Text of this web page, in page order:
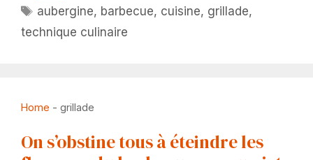
Étiquettes
aubergine, barbecue, cuisine, grillade,
technique culinaire
Home - grillade
On s’obstine tous à éteindre les